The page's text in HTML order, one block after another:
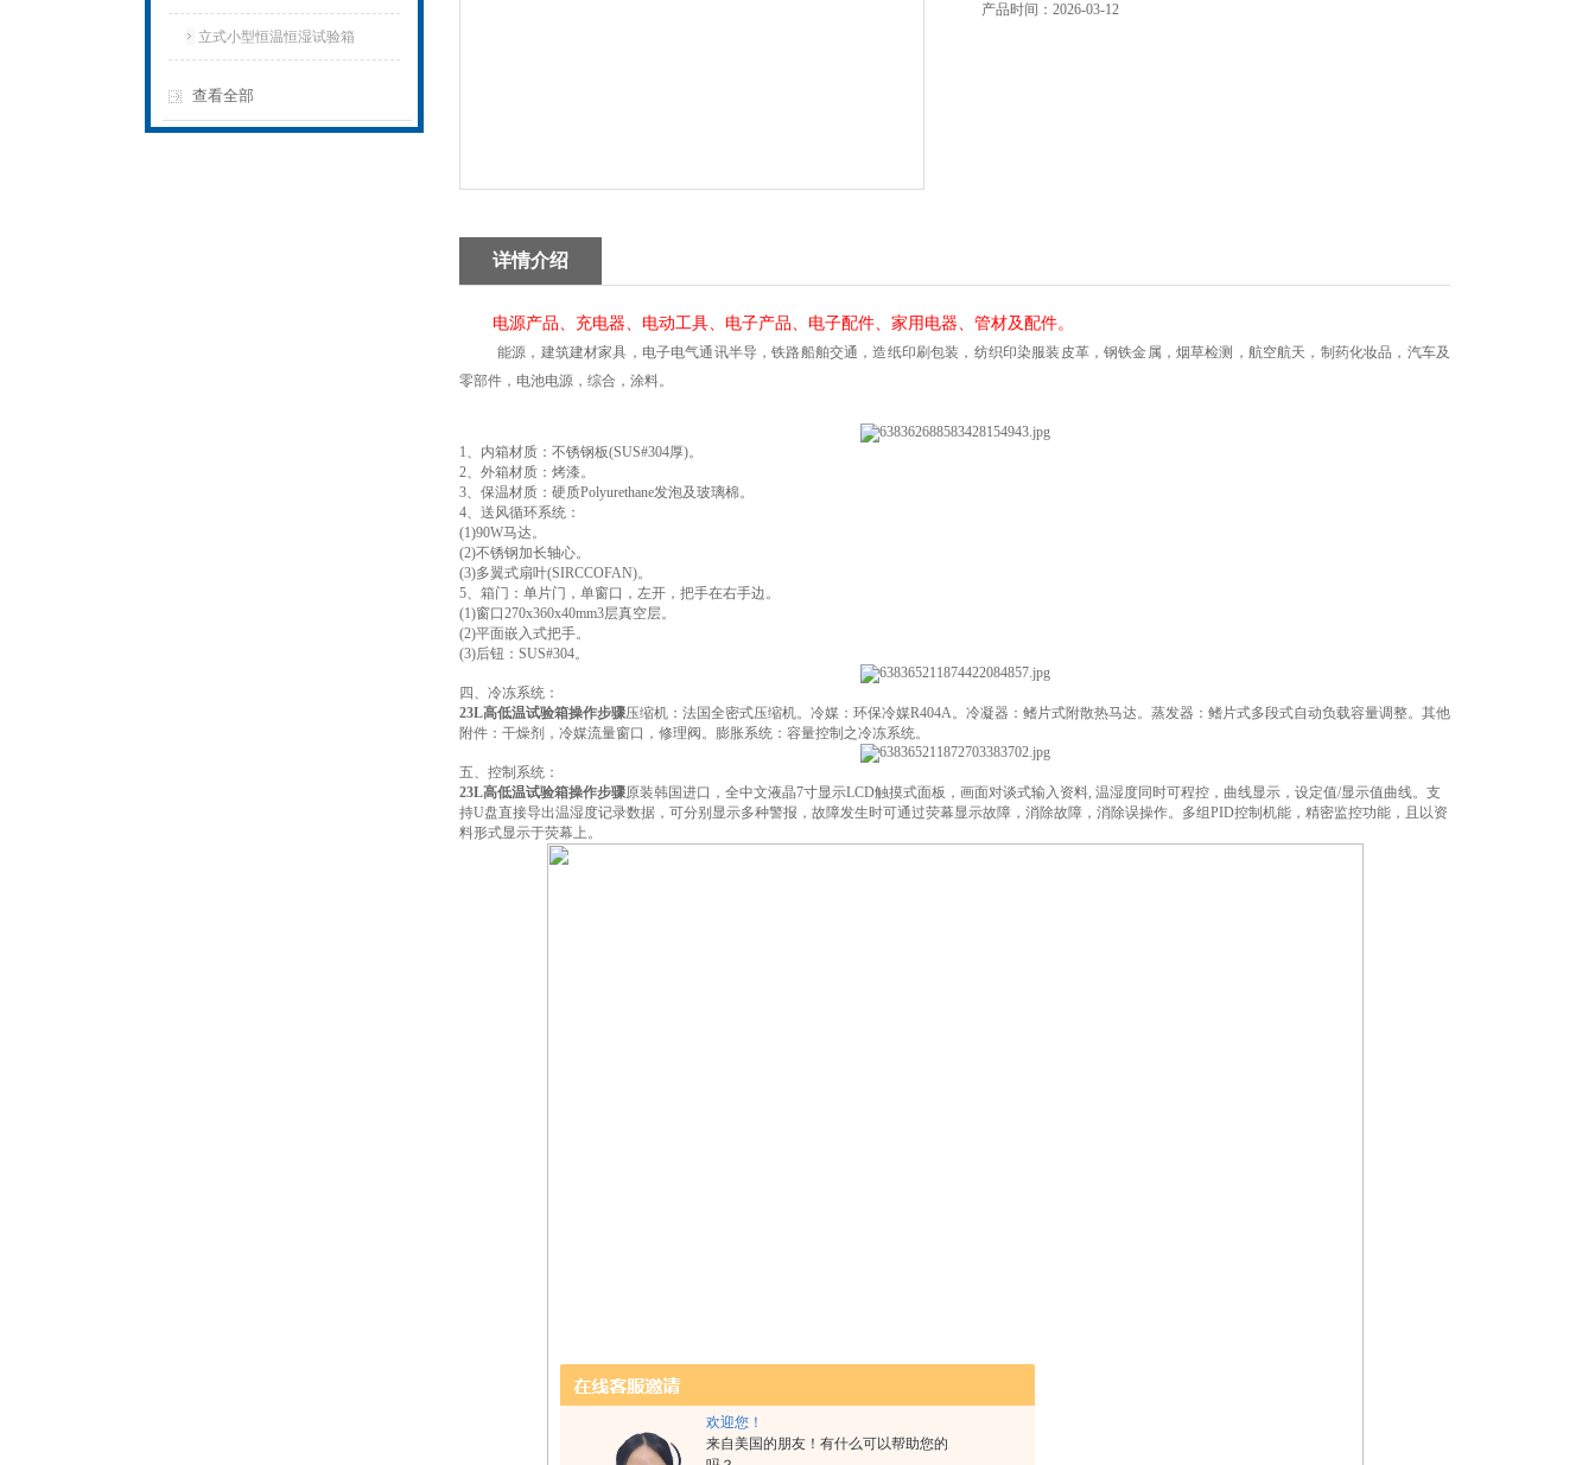
欢迎您！
来自美国的朋友！有什么可以帮助您的
立式小型恒温恒湿试验箱
查看全部
产品时间：2026-03-12
详情介绍
电源产品、充电器、电动工具、电子产品、电子配件、家用电器、管材及配件。
能源，建筑建材家具，电子电气通讯半导，铁路船舶交通，造纸印刷包装，纺织印染服装皮革，钢铁金属，烟草检测，航空航天，制药化妆品，汽车及
零部件，电池电源，综合，涂料。
1、内箱材质：不锈钢板(SUS#304厚)。
2、外箱材质：烤漆。
3、保温材质：硬质Polyurethane发泡及玻璃棉。
4、送风循环系统：
(1)90W马达。
(2)不锈钢加长轴心。
(3)多翼式扇叶(SIRCCOFAN)。
5、箱门：单片门，单窗口，左开，把手在右手边。
(1)窗口270x360x40mm3层真空层。
(2)平面嵌入式把手。
(3)后钮：SUS#304。
四、冷冻系统：
23L高低温试验箱操作步骤压缩机：法国全密式压缩机。冷媒：环保冷媒R404A。冷凝器：鳍片式附散热马达。蒸发器：鳍片式多段式自动负载容量调整。其他
附件：干燥剂，冷媒流量窗口，修理阀。膨胀系统：容量控制之冷冻系统。
五、控制系统：
23L高低温试验箱操作步骤原装韩国进口，全中文液晶7寸显示LCD触摸式面板，画面对谈式输入资料, 温湿度同时可程控，曲线显示，设定值/显示值曲线。支
持U盘直接导出温湿度记录数据，可分别显示多种警报，故障发生时可通过荧幕显示故障，消除故障，消除误操作。多组PID控制机能，精密监控功能，且以资
料形式显示于荧幕上。